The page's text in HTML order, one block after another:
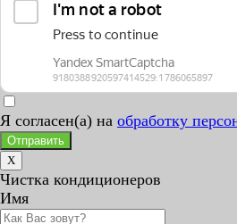
Я согласен(а) на обработку
Отправить
X
Чистка кондиционеров
Имя